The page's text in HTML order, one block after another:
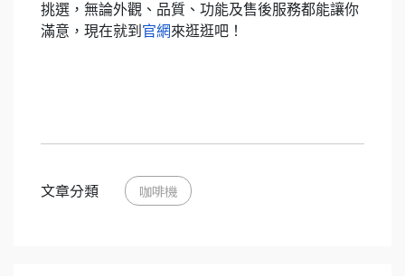
挑選，無論外觀、品質、功能及售後服務都能讓你
滿意，現在就到 官網來逛逛吧！
文章分類 咖啡機